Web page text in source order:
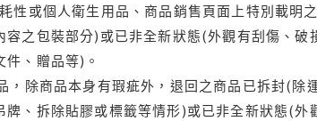
性或個人衛生用品、商品銷售頁面上特別載明
容之包裝部分)或已非全新狀態(外觀有刮傷、
、贈品等)。
，除商品本身有瑕疵外，退回之商品已拆封(
牌、拆除貼膠或標籤等情形)或已非全新狀態(